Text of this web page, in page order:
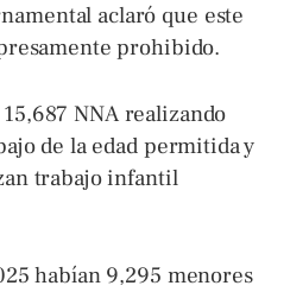
aclaró que este
prohibido.
NNA realizando
de la edad permitida y
trabajo infantil
habían 9,295 menores